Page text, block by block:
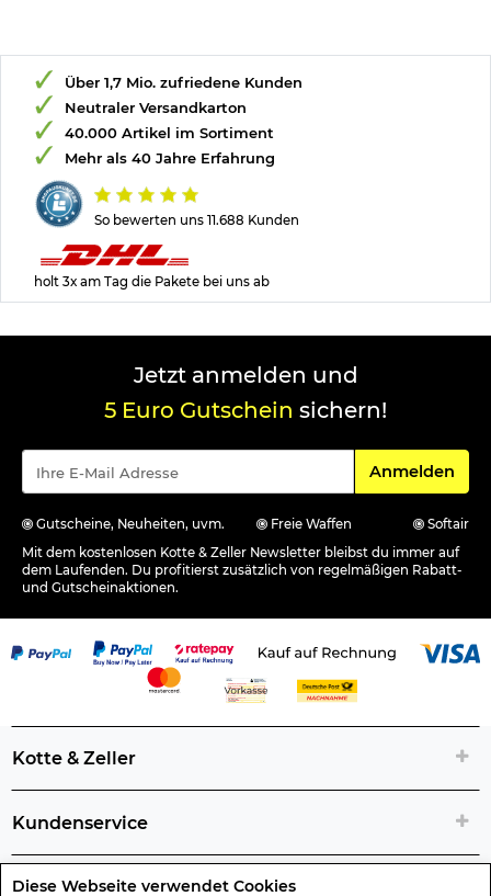
Diese Webseite verwendet Cookies
So bewerten uns 11.688 Kunden
Über 1,7 Mio. zufriedene Kunden
Neutraler Versandkarton
40.000 Artikel im Sortiment
Mehr als 40 Jahre Erfahrung
holt 3x am Tag die Pakete bei uns ab
Jetzt anmelden und
5 Euro Gutschein sichern!
Für den
Anmelden
Gutscheine, Neuheiten, uvm. Freie Waffen
Softair
Mit dem kostenlosen Kotte & Zeller Newsletter bleibst du immer auf
dem Laufenden. Du profitierst zusätzlich von regelmäßigen Rabatt-
und Gutscheinaktionen.
Kotte & Zeller
Kundenservice
Rechtliche Artikelinfos